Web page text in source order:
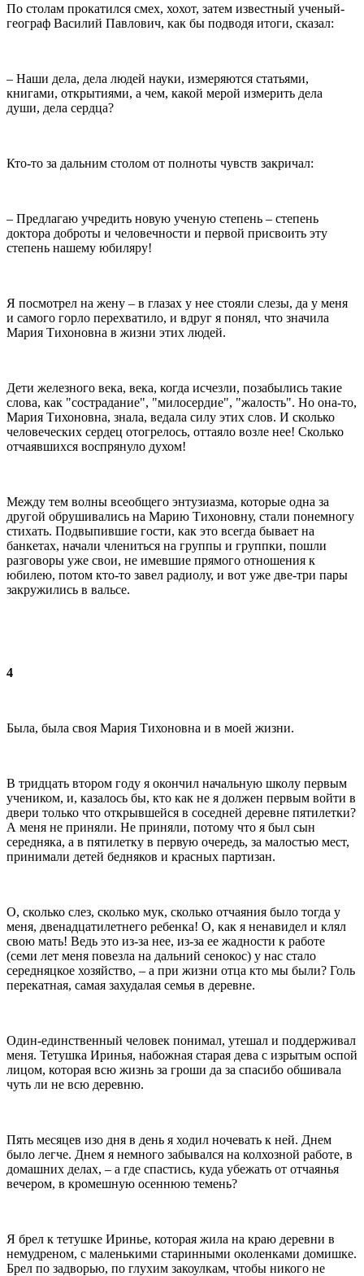
По столам прокатился смех, хохот, затем известный ученый-
географ Василий Павлович, как бы подводя итоги, сказал:
– Наши дела, дела людей науки, измеряются статьями,
книгами, открытиями, а чем, какой мерой измерить дела
души, дела сердца?
Кто-то за дальним столом от полноты чувств закричал:
– Предлагаю учредить новую ученую степень – степень
доктора доброты и человечности и первой присвоить эту
степень нашему юбиляру!
Я посмотрел на жену – в глазах у нее стояли слезы, да у меня
и самого горло перехватило, и вдруг я понял, что значила
Мария Тихоновна в жизни этих людей.
Дети железного века, века, когда исчезли, позабылись такие
слова, как "сострадание", "милосердие", "жалость". Но она-то,
Мария Тихоновна, знала, ведала силу этих слов. И сколько
человеческих сердец отогрелось, оттаяло возле нее! Сколько
отчаявшихся воспрянуло духом!
Между тем волны всеобщего энтузиазма, которые одна за
другой обрушивались на Марию Тихоновну, стали понемногу
стихать. Подвыпившие гости, как это всегда бывает на
банкетах, начали члениться на группы и группки, пошли
разговоры уже свои, не имевшие прямого отношения к
юбилею, потом кто-то завел радиолу, и вот уже две-три пары
закружились в вальсе.
4
Была, была своя Мария Тихоновна и в моей жизни.
В тридцать втором году я окончил начальную школу первым
учеником, и, казалось бы, кто как не я должен первым войти в
двери только что открывшейся в соседней деревне пятилетки?
А меня не приняли. Не приняли, потому что я был сын
середняка, а в пятилетку в первую очередь, за малостью мест,
принимали детей бедняков и красных партизан.
О, сколько слез, сколько мук, сколько отчаяния было тогда у
меня, двенадцатилетнего ребенка! О, как я ненавидел и клял
свою мать! Ведь это из-за нее, из-за ее жадности к работе
(семи лет меня повезла на дальний сенокос) у нас стало
середняцкое хозяйство, – а при жизни отца кто мы были? Голь
перекатная, самая захудалая семья в деревне.
Один-единственный человек понимал, утешал и поддерживал
меня. Тетушка Иринья, набожная старая дева с изрытым оспой
лицом, которая всю жизнь за гроши да за спасибо обшивала
чуть ли не всю деревню.
Пять месяцев изо дня в день я ходил ночевать к ней. Днем
было легче. Днем я немного забывался на колхозной работе, в
домашних делах, – а где спастись, куда убежать от отчаянья
вечером, в кромешную осеннюю темень?
Я брел к тетушке Иринье, которая жила на краю деревни в
немудреном, с маленькими старинными околенками домишке.
Брел по задворью, по глухим закоулкам, чтобы никого не